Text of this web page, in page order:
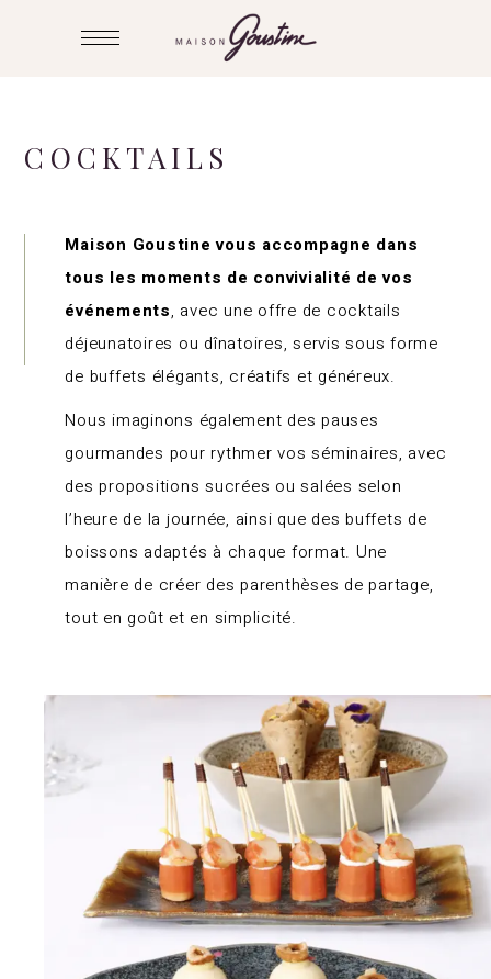
COCKTAILS
Maison Goustine vous accompagne dans
tous les moments de convivialité de vos
événements, avec une offre de cocktails
déjeunatoires ou dînatoires, servis sous forme
de buffets élégants, créatifs et généreux.
Nous imaginons également des pauses
gourmandes pour rythmer vos séminaires, avec
des propositions sucrées ou salées selon
l’heure de la journée, ainsi que des buffets de
boissons adaptés à chaque format. Une
manière de créer des parenthèses de partage,
tout en goût et en simplicité.